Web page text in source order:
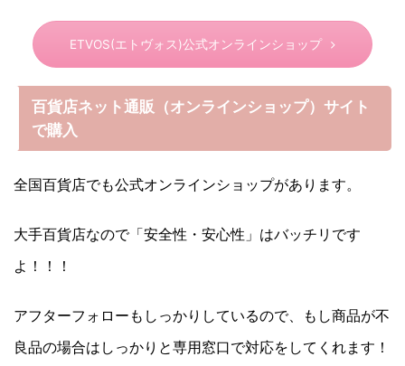
ETVOS(エトヴォス)公式オンラインショップ
百貨店ネット通販（オンラインショップ）サイト
で購入
全国百貨店でも公式オンラインショップがあります。
大手百貨店なので「安全性・安心性」はバッチリです
よ！！！
アフターフォローもしっかりしているので、もし商品が不
良品の場合はしっかりと専用窓口で対応をしてくれます！